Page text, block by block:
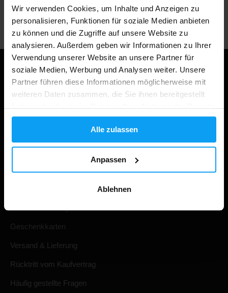
Wir verwenden Cookies, um Inhalte und Anzeigen zu
personalisieren, Funktionen für soziale Medien anbieten
zu können und die Zugriffe auf unsere Website zu
analysieren. Außerdem geben wir Informationen zu Ihrer
Verwendung unserer Website an unsere Partner für
soziale Medien, Werbung und Analysen weiter. Unsere
Partner führen diese Informationen möglicherweise mit
weiteren Daten zusammen, die Sie ihnen bereitgestellt
haben oder die sie im Rahmen Ihrer Nutzung der Dienste
gesammelt haben.
Alle zulassen
Anpassen
Ablehnen
Professionelle Kundenbetreuung
Geschenkkarten
Versand & Lieferung
Rücktritt vom Kaufvertrag
Häufig gestellte Fragen